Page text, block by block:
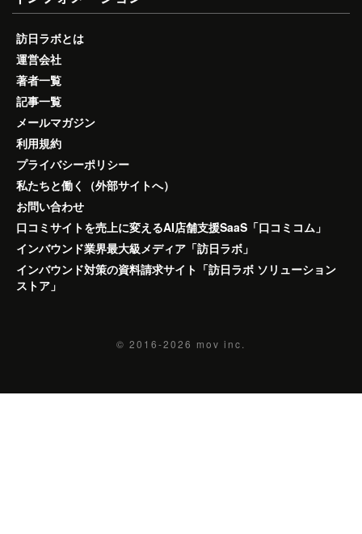
訪日ラボとは
運営会社
著者一覧
記事一覧
メールマガジン
利用規約
プライバシーポリシー
私たちと働く（外部サイトへ）
お問い合わせ
口コミサイトを売上に変えるAI店舗支援SaaS「口コミコム」
インバウンド業界最大級メディア「訪日ラボ」
インバウンド対策の資料請求サイト「訪日ラボ ソリューション
ストア」
© 2016-2026 mov inc.